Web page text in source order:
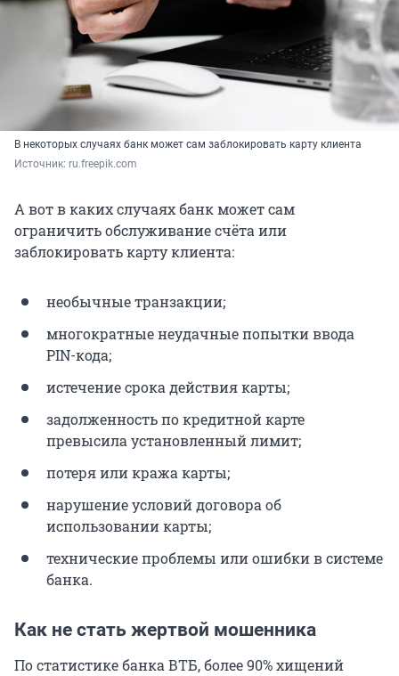
В некоторых случаях банк может сам заблокировать карту клиента
Источник: ru.freepik.com
А вот в каких случаях банк может сам
ограничить обслуживание счёта или
заблокировать карту клиента:
необычные транзакции;
многократные неудачные попытки ввода
PIN-кода;
истечение срока действия карты;
задолженность по кредитной карте
превысила установленный лимит;
потеря или кража карты;
нарушение условий договора об
использовании карты;
технические проблемы или ошибки в системе
банка.
Как не стать жертвой мошенника
По статистике банка ВТБ, более 90% хищений